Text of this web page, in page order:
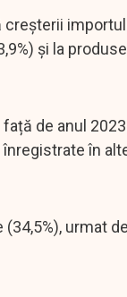
creșterii
și la
de anul
în
urmat